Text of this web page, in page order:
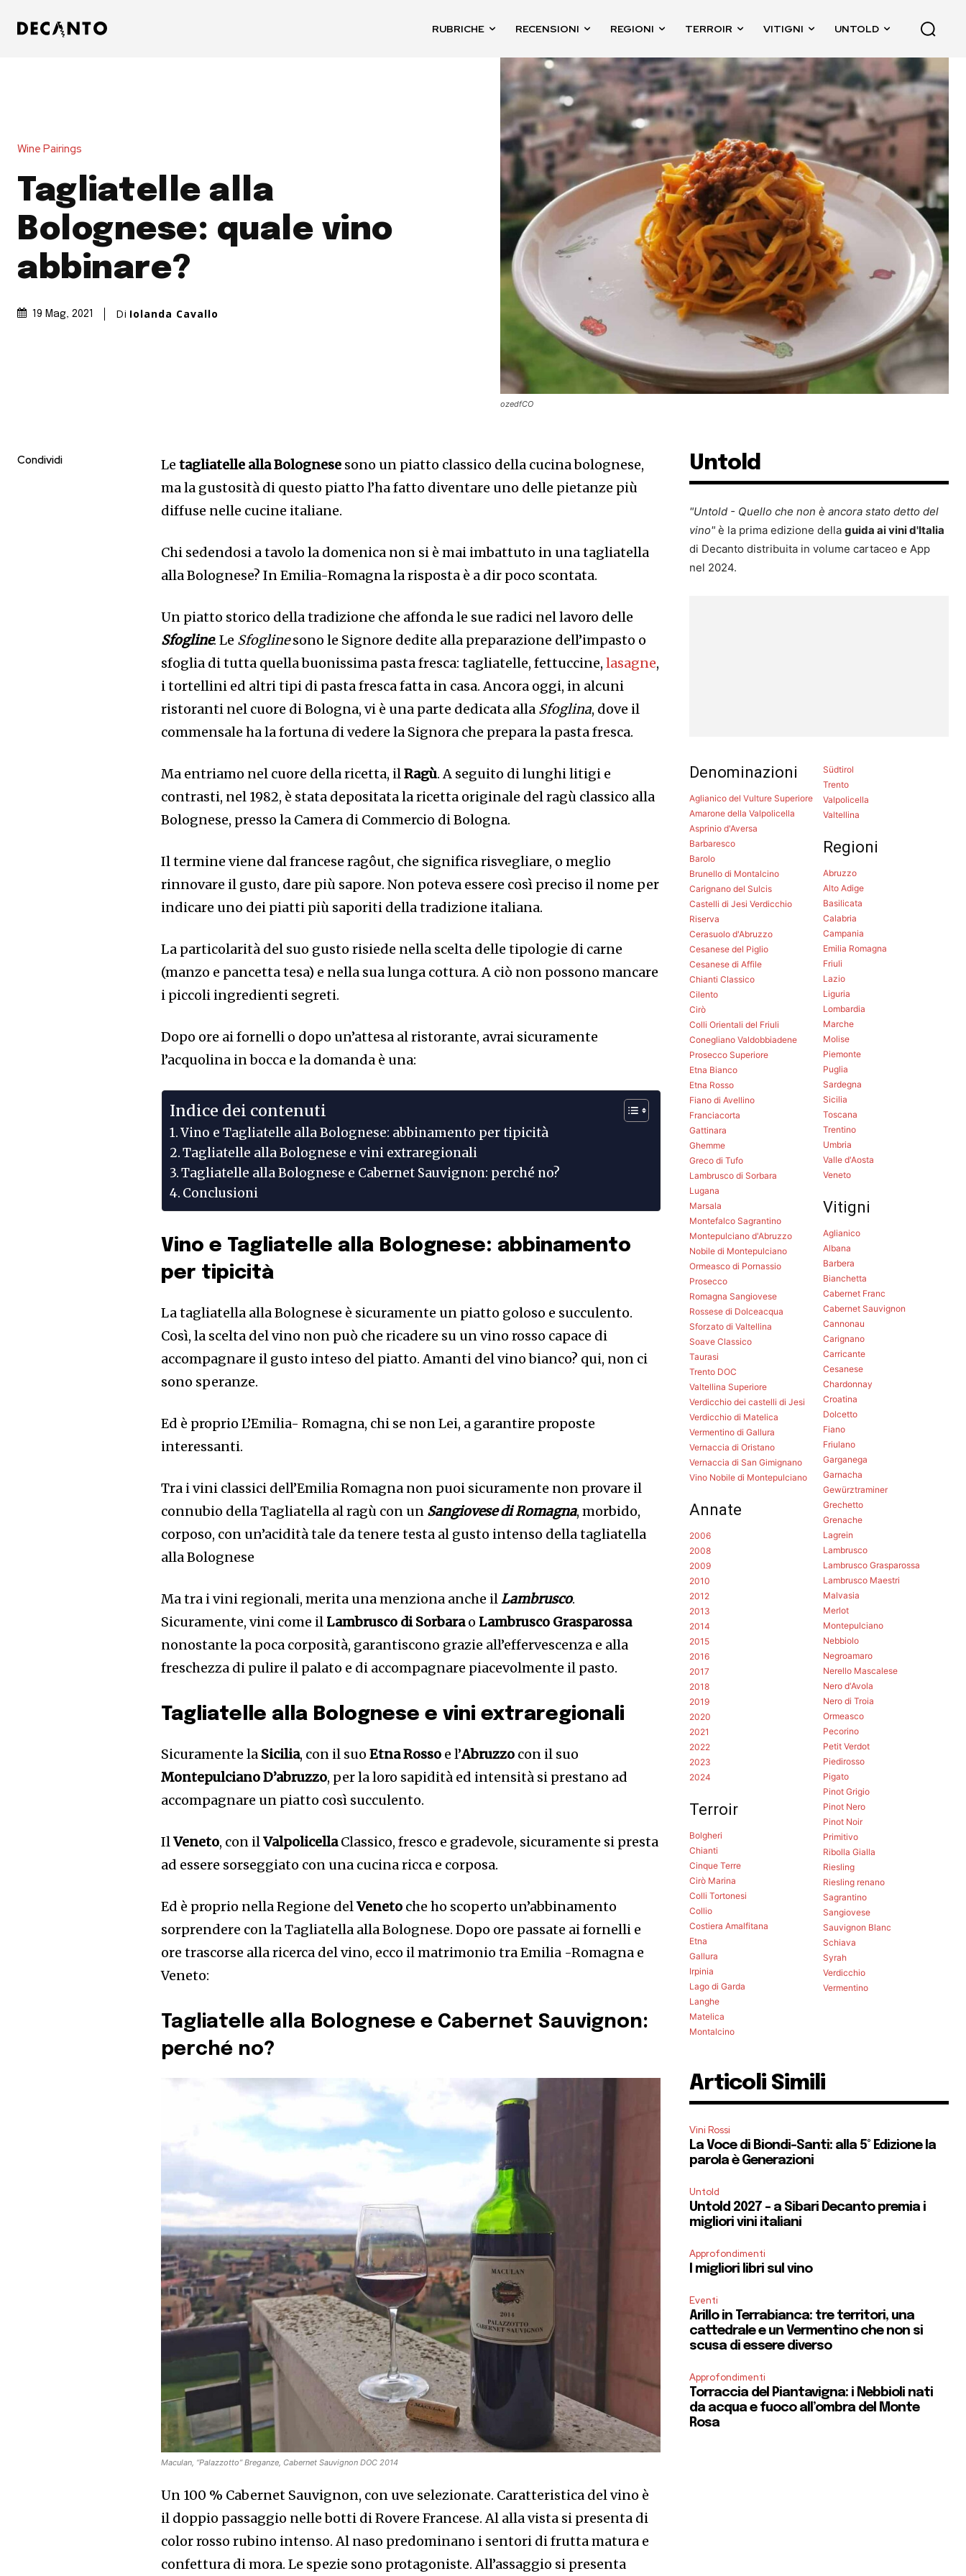
RUBRICHE RECENSIONI REGIONI TERROIR VITIGNI UNTOLD
Wine Pairings
Tagliatelle alla
Bolognese: quale vino
abbinare?
19 Mag, 2021 Di Iolanda Cavallo
ozedfCO
Condividi Le tagliatelle alla Bolognese sono un piatto classico della cucina bolognese,
ma la gustosità di questo piatto l’ha fatto diventare uno delle pietanze più
diffuse nelle cucine italiane.
Chi sedendosi a tavolo la domenica non si è mai imbattuto in una tagliatella
alla Bolognese? In Emilia-Romagna la risposta è a dir poco scontata.
Un piatto storico della tradizione che affonda le sue radici nel lavoro delle
Sfogline. Le Sfoglinesono le Signore dedite alla preparazione dell’impasto o
sfoglia di tutta quella buonissima pasta fresca: tagliatelle, fettuccine,lasagne,
i tortellini ed altri tipi di pasta fresca fatta in casa. Ancora oggi, in alcuni
ristoranti nel cuore di Bologna, vi è una parte dedicata alla Sfoglina, dove il
commensale ha la fortuna di vedere la Signora che prepara la pasta fresca.
Ma entriamo nel cuore della ricetta, ilRagù. A seguito di lunghi litigi e
contrasti, nel 1982, è stata depositata la ricetta originale del ragù classico alla
Bolognese, presso la Camera di Commercio di Bologna.
Il termine viene dal francese ragôut, che significa risvegliare, o meglio
rinnovare il gusto, dare più sapore. Non poteva essere così preciso il nome per
indicare uno dei piatti più saporiti della tradizione italiana.
La particolarità del suo gusto risiede nella scelta delle tipologie di carne
(manzo e pancetta tesa) e nella sua lunga cottura. A ciò non possono mancare
i piccoli ingredienti segreti.
Dopo ore ai fornelli o dopo un’attesa al ristorante, avrai sicuramente
l’acquolina in bocca e la domanda è una:
Indice dei contenuti
Vino e Tagliatelle alla Bolognese: abbinamento per tipicità
Tagliatelle alla Bolognese e vini extraregionali
Tagliatelle alla Bolognese e Cabernet Sauvignon: perché no?
Conclusioni
Vino e Tagliatelle alla Bolognese: abbinamento
per tipicità
La tagliatella alla Bolognese è sicuramente un piatto goloso e succulento.
Così, la scelta del vino non può che ricadere su un vino rosso capace di
accompagnare il gusto inteso del piatto. Amanti del vino bianco? qui, non ci
sono speranze.
Ed è proprio L’Emilia- Romagna, chi se non Lei, a garantire proposte
interessanti.
Tra i vini classici dell’Emilia Romagna non puoi sicuramente non provare il
connubio della Tagliatella al ragù con un Sangiovese di Romagna, morbido,
corposo, con un’acidità tale da tenere testa al gusto intenso della tagliatella
alla Bolognese
Ma tra i vini regionali, merita una menziona anche ilLambrusco.
Sicuramente, vini come il Lambrusco di Sorbarao Lambrusco Grasparossa
nonostante la poca corposità, garantiscono grazie all’effervescenza e alla
freschezza di pulire il palato e di accompagnare piacevolmente il pasto.
Tagliatelle alla Bolognese e vini extraregionali
Sicuramente la Sicilia, con il suoEtna Rosso e l’Abruzzo con il suo
Montepulciano D’abruzzo, per la loro sapidità ed intensità si prestano ad
accompagnare un piatto così succulento.
IlVeneto, con ilValpolicellaClassico, fresco e gradevole, sicuramente si presta
ad essere sorseggiato con una cucina ricca e corposa.
Ed è proprio nella Regione delVeneto che ho scoperto un’abbinamento
sorprendere con la Tagliatella alla Bolognese. Dopo ore passate ai fornelli e
ore trascorse alla ricerca del vino, ecco il matrimonio tra Emilia -Romagna e
Veneto:
Tagliatelle alla Bolognese e Cabernet Sauvignon:
perché no?
Maculan, “Palazzotto” Breganze, Cabernet Sauvignon DOC 2014
Un 100 % Cabernet Sauvignon, con uve selezionate. Caratteristica del vino è
il doppio passaggio nelle botti di Rovere Francese. Al alla vista si presenta di
color rosso rubino intenso. Al naso predominano i sentori di frutta matura e
confettura di mora. Le spezie sono protagoniste. All’assaggio si presenta
Untold
"Untold - Quello che non è ancora stato detto del
vino" è la prima edizione dellaguida ai vini d'Italia
di Decanto distribuita in volume cartaceo e App
nel 2024.
Denominazioni
Aglianico del Vulture Superiore
Amarone della Valpolicella
Asprinio d'Aversa
Barbaresco
Barolo
Brunello di Montalcino
Carignano del Sulcis
Castelli di Jesi Verdicchio
Riserva
Cerasuolo d'Abruzzo
Cesanese del Piglio
Cesanese di Affile
Chianti Classico
Cilento
Cirò
Colli Orientali del Friuli
Conegliano Valdobbiadene
Prosecco Superiore
Etna Bianco
Etna Rosso
Fiano di Avellino
Franciacorta
Gattinara
Ghemme
Greco di Tufo
Lambrusco di Sorbara
Lugana
Marsala
Montefalco Sagrantino
Montepulciano d'Abruzzo
Nobile di Montepulciano
Ormeasco di Pornassio
Prosecco
Romagna Sangiovese
Rossese di Dolceacqua
Sforzato di Valtellina
Soave Classico
Taurasi
Trento DOC
Valtellina Superiore
Verdicchio dei castelli di Jesi
Verdicchio di Matelica
Vermentino di Gallura
Vernaccia di Oristano
Vernaccia di San Gimignano
Vino Nobile di Montepulciano
Annate
2006
2008
2009
2010
2012
2013
2014
2015
2016
2017
2018
2019
2020
2021
2022
2023
2024
Terroir
Bolgheri
Chianti
Cinque Terre
Cirò Marina
Colli Tortonesi
Collio
Costiera Amalfitana
Etna
Gallura
Irpinia
Lago di Garda
Langhe
Matelica
Montalcino
Südtirol
Trento
Valpolicella
Valtellina
Regioni
Abruzzo
Alto Adige
Basilicata
Calabria
Campania
Emilia Romagna
Friuli
Lazio
Liguria
Lombardia
Marche
Molise
Piemonte
Puglia
Sardegna
Sicilia
Toscana
Trentino
Umbria
Valle d'Aosta
Veneto
Vitigni
Aglianico
Albana
Barbera
Bianchetta
Cabernet Franc
Cabernet Sauvignon
Cannonau
Carignano
Carricante
Cesanese
Chardonnay
Croatina
Dolcetto
Fiano
Friulano
Garganega
Garnacha
Gewürztraminer
Grechetto
Grenache
Lagrein
Lambrusco
Lambrusco Grasparossa
Lambrusco Maestri
Malvasia
Merlot
Montepulciano
Nebbiolo
Negroamaro
Nerello Mascalese
Nero d'Avola
Nero di Troia
Ormeasco
Pecorino
Petit Verdot
Piedirosso
Pigato
Pinot Grigio
Pinot Nero
Pinot Noir
Primitivo
Ribolla Gialla
Riesling
Riesling renano
Sagrantino
Sangiovese
Sauvignon Blanc
Schiava
Syrah
Verdicchio
Vermentino
Articoli Simili
Vini Rossi
La Voce di Biondi-Santi: alla 5° Edizione la
parola è Generazioni
Untold
Untold 2027 – a Sibari Decanto premia i
migliori vini italiani
Approfondimenti
I migliori libri sul vino
Eventi
Arillo in Terrabianca: tre territori, una
cattedrale e un Vermentino che non si
scusa di essere diverso
Approfondimenti
Torraccia del Piantavigna: i Nebbioli nati
da acqua e fuoco all’ombra del Monte
Rosa